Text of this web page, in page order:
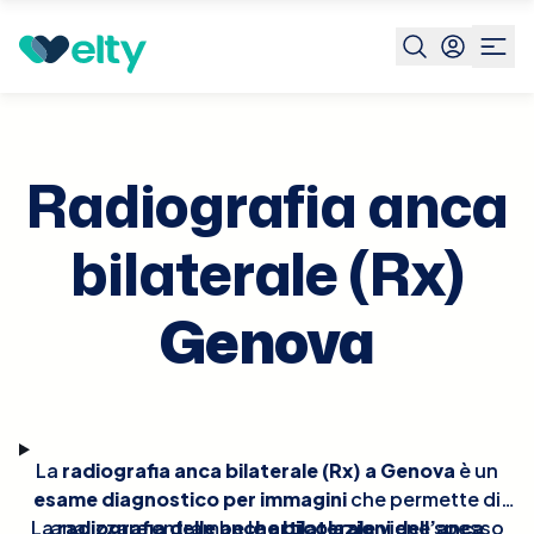
Prenota visita Radiografia Anca Bilaterale Rx Genova
Radiografia anca
bilaterale (Rx)
Genova
La radiografia anca bilaterale (Rx) a Genova è un
esame diagnostico per immaginiche permette di
analizzare entrambe learticolazioni dell’anca
Laradiografia delle anche bilateraleviene spesso